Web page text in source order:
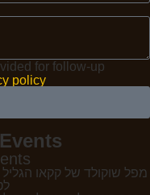
for follow-up
policy